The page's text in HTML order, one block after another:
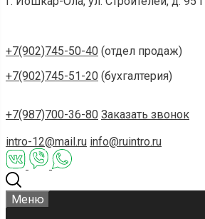
+7(902)745-50-40 (отдел продаж)
+7(902)745-51-20 (бухгалтерия)
+7(987)700-36-80 Заказать звонок
intro-12@mail.ru info@ruintro.ru
Меню